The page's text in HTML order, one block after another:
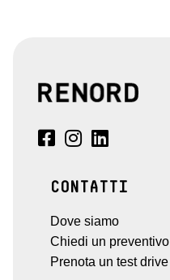
CONTATTI
Dove siamo
Chiedi un preventivo
Prenota un test drive